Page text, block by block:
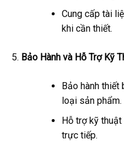
Cung cấp tài
khi cần thiết.
Bảo Hành và Hỗ Trợ Kỹ
Bảo hành
loại sản phẩm.
Hỗ trợ kỹ
trực tiếp.